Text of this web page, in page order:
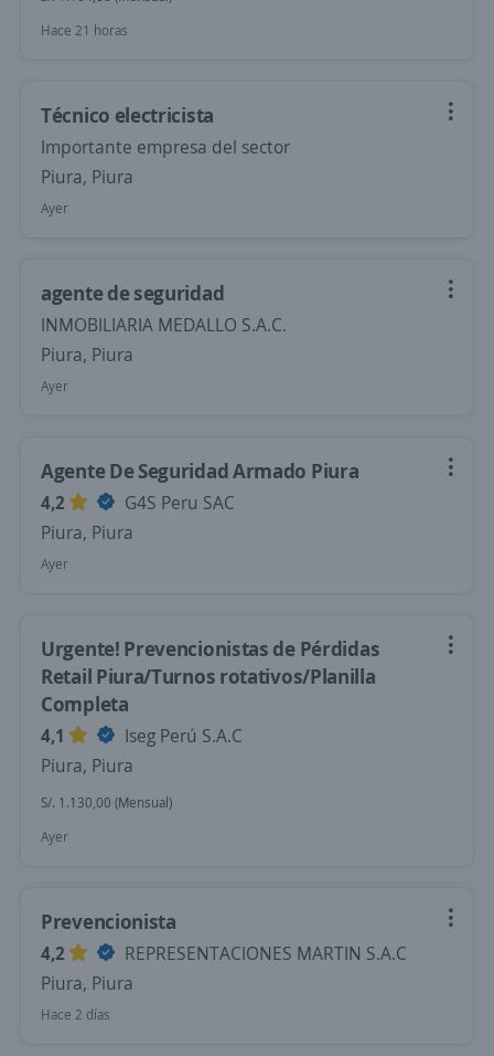
Hace 21 horas
Técnico electricista
Importante empresa del sector
Piura, Piura
Ayer
agente de seguridad
INMOBILIARIA MEDALLO S.A.C.
Piura, Piura
Ayer
Agente De Seguridad Armado Piura
4,2
G4S Peru SAC
Piura, Piura
Ayer
Urgente! Prevencionistas de Pérdidas
Retail Piura/Turnos rotativos/Planilla
Completa
4,1
Iseg Perú S.A.C
Piura, Piura
S/. 1.130,00 (Mensual)
Ayer
Prevencionista
4,2
REPRESENTACIONES MARTIN S.A.C
Piura, Piura
Hace 2 días